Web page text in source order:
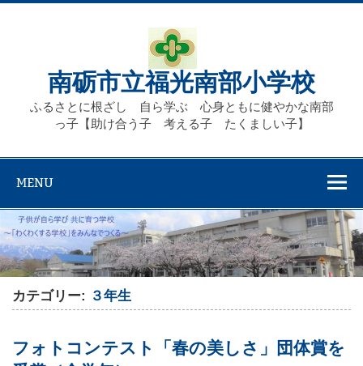
Skip
南砺市立福光南部小学校
ふるさとに根ざし 自ら学ぶ 心身ともに健やかな南部
っ子【助け合う子 考える子 たくましい子】
MENU
カテゴリー: ３年生
フォトコンテスト「春の美しさ」団体賞を